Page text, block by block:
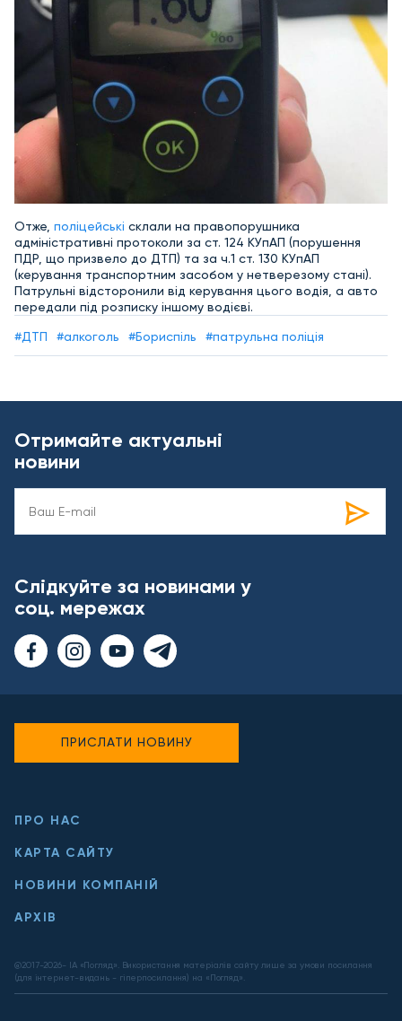
Отже, поліцейські склали на правопорушника
адміністративні протоколи за ст. 124 КУпАП (порушення
ПДР, що призвело до ДТП) та за ч.1 ст. 130 КУпАП
(керування транспортним засобом у нетверезому стані).
Патрульні відсторонили від керування цього водія, а авто
передали під розписку іншому водієві.
#ДТП #алкоголь #Бориспіль #патрульна поліція
Отримайте актуальні
новини
Слідкуйте за новинами у
соц. мережах
ПРО НАС
КАРТА САЙТУ
НОВИНИ КОМПАНІЙ
АРХІВ
@2017-2026- ІА «Погляд». Використання матеріалів сайту лише за умови посилання
(для інтернет-видань - гіперпосилання) на «Погляд».
ПРИСЛАТИ НОВИНУ